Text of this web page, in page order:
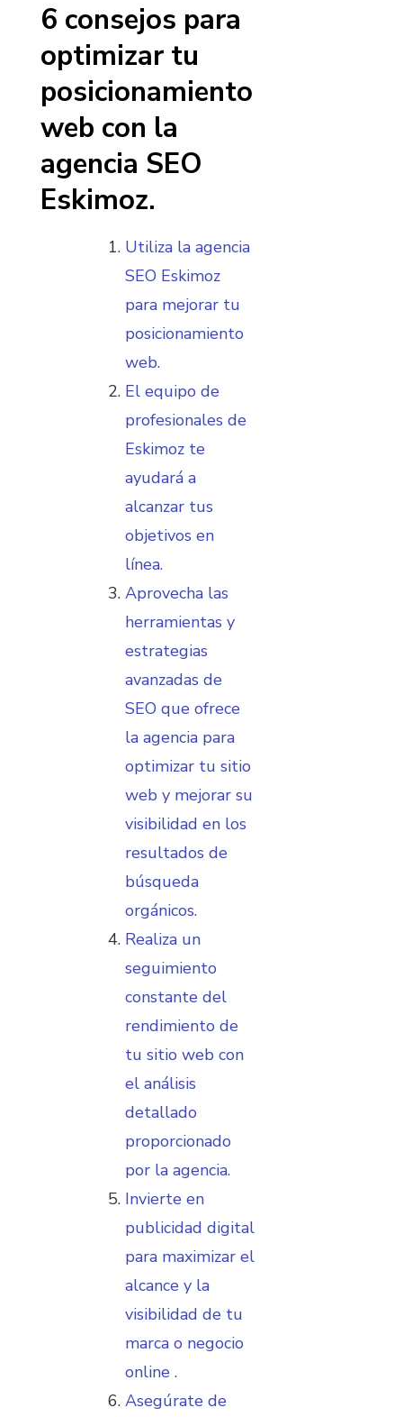
6 consejos para
optimizar tu
posicionamiento
web con la
agencia SEO
Eskimoz.
Utiliza la agencia
SEO Eskimoz
para mejorar tu
posicionamiento
web.
El equipo de
profesionales de
Eskimoz te
ayudará a
alcanzar tus
objetivos en
línea.
Aprovecha las
herramientas y
estrategias
avanzadas de
SEO que ofrece
la agencia para
optimizar tu sitio
web y mejorar su
visibilidad en los
resultados de
búsqueda
orgánicos.
Realiza un
seguimiento
constante del
rendimiento de
tu sitio web con
el análisis
detallado
proporcionado
por la agencia.
Invierte en
publicidad digital
para maximizar el
alcance y la
visibilidad de tu
marca o negocio
online .
Asegúrate de